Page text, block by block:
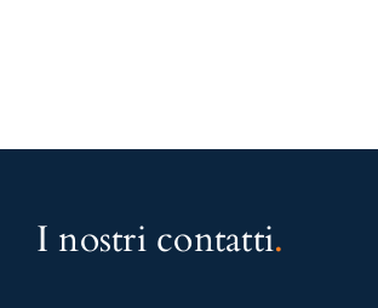
I nostri contatti.